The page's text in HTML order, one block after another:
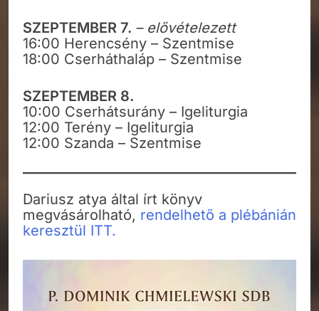
SZEPTEMBER 7. – elővételezett
16:00 Herencsény – Szentmise
18:00 Cserháthaláp – Szentmise
SZEPTEMBER 8.
10:00 Cserhátsurány – Igeliturgia
12:00 Terény – Igeliturgia
12:00 Szanda – Szentmise
Dariusz atya által írt könyv
megvásárolható, rendelhető a plébánián
keresztül ITT.